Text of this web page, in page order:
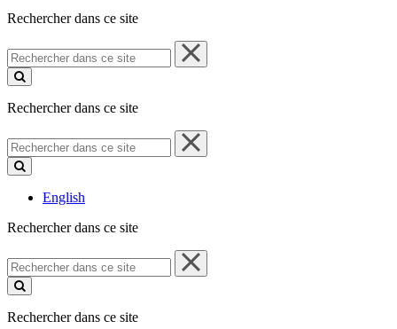
Rechercher dans ce site
Rechercher
dans
ce
Rechercher dans ce site
Rechercher
dans
ce
English
Rechercher dans ce site
Rechercher
dans
ce
Rechercher dans ce site